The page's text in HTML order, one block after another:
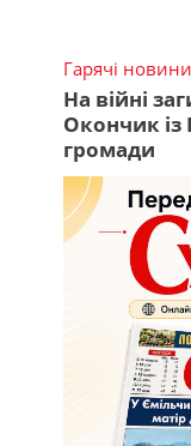
Гарячі новини
На війні
Окончик із
громади